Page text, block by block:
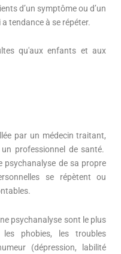
d’un symptôme ou d’un
tendance à se répéter.
qu'aux enfants et aux
par un médecin traitant,
professionnel de santé.
psychanalyse de sa propre
se répètent ou
psychanalyse sont le plus
phobies, les troubles
(dépression, labilité